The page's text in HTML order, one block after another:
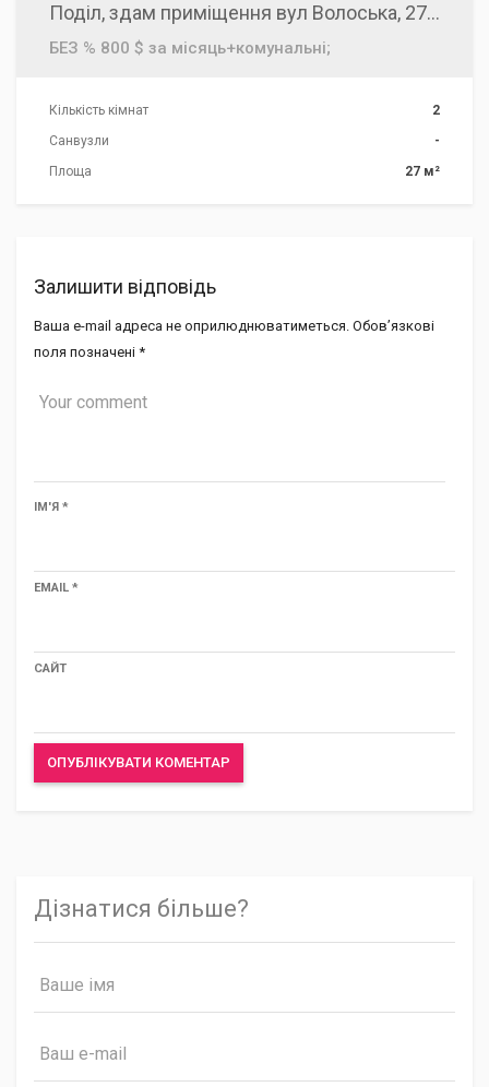
Поділ, здам приміщення вул Волоська, 27 м2, м. Тараса Шевченка, Київ
БЕЗ % 800 $ за місяць+комунальні;
Кількість кімнат
2
Санвузли
-
Площа
27 м²
Залишити відповідь
Ваша e-mail адреса не оприлюднюватиметься. Обов’язкові
поля позначені *
ІМ'Я *
EMAIL *
САЙТ
Дізнатися більше?